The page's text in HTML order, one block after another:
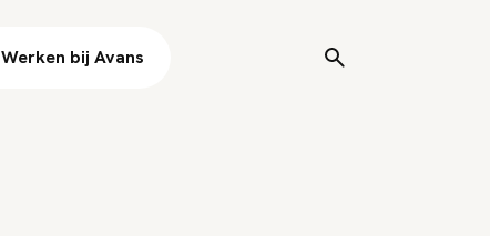
Werken bij Avans